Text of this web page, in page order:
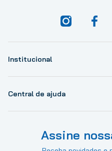
Institucional
Central de ajuda
Assine